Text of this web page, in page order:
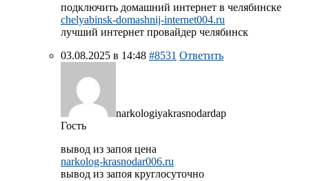
подключить домашний интернет в челябинске
chelyabinsk-domashnij-internet004.ru
лучший интернет провайдер челябинск
03.08.2025 в 14:48 #8531 Ответить
narkologiyakrasnodardap
Гость
вывод из запоя цена
narkolog-krasnodar006.ru
вывод из запоя круглосуточно